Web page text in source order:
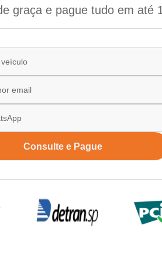
graça e pague tudo em até
Consulte e Pague